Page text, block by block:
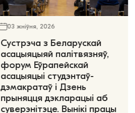
03 жніўня, 2026
Сустрэча з Беларускай
асацыяцыяй палітвязняў,
форум Еўрапейскай
асацыяцыі студэнтаў-
дэмакратаў і Дзень
прыняцця дэкларацыі аб
суверэнітэце. Вынікі працы